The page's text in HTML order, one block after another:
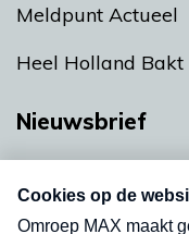
Meldpunt Actueel
Heel Holland Bakt
Nieuwsbrief
nieuwsbrief. Elke
uw mailbox.